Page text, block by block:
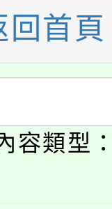
輔導中心
、社會
加。
影音徵
動海報
度學生
參觀特色
畫」
部表揚
獎」
年度第
選結果(
知識
回首頁
容類型